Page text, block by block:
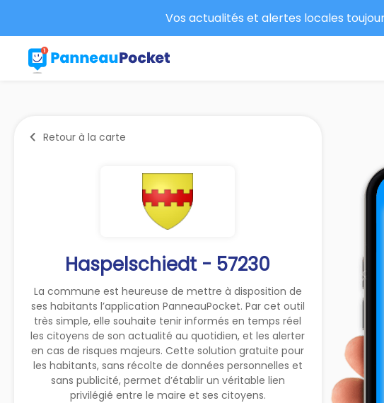
Vos actualités et alertes locales
Retour à la carte
Haspelschiedt - 57230
La commune est heureuse de mettre à disposition de
ses habitants l’application PanneauPocket. Par cet outil
très simple, elle souhaite tenir informés en temps réel
les citoyens de son actualité au quotidien, et les alerter
en cas de risques majeurs. Cette solution gratuite pour
les habitants, sans récolte de données personnelles et
sans publicité, permet d’établir un véritable lien
privilégié entre le maire et ses citoyens.